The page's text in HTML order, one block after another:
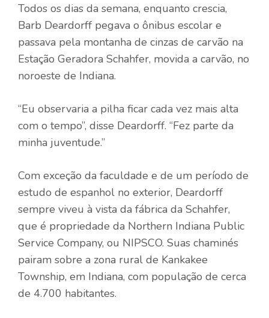
Todos os dias da semana, enquanto crescia,
Barb Deardorff pegava o ônibus escolar e
passava pela montanha de cinzas de carvão na
Estação Geradora Schahfer, movida a carvão, no
noroeste de Indiana.
“Eu observaria a pilha ficar cada vez mais alta
com o tempo”, disse Deardorff. “Fez parte da
minha juventude.”
Com exceção da faculdade e de um período de
estudo de espanhol no exterior, Deardorff
sempre viveu à vista da fábrica da Schahfer,
que é propriedade da Northern Indiana Public
Service Company, ou NIPSCO. Suas chaminés
pairam sobre a zona rural de Kankakee
Township, em Indiana, com população de cerca
de 4.700 habitantes.